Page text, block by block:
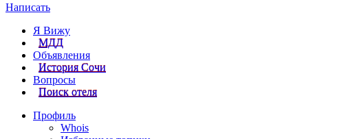
Написать
Я Вижу
МДД
Объявления
История Сочи
Вопросы
Поиск отеля
Профиль
Whois